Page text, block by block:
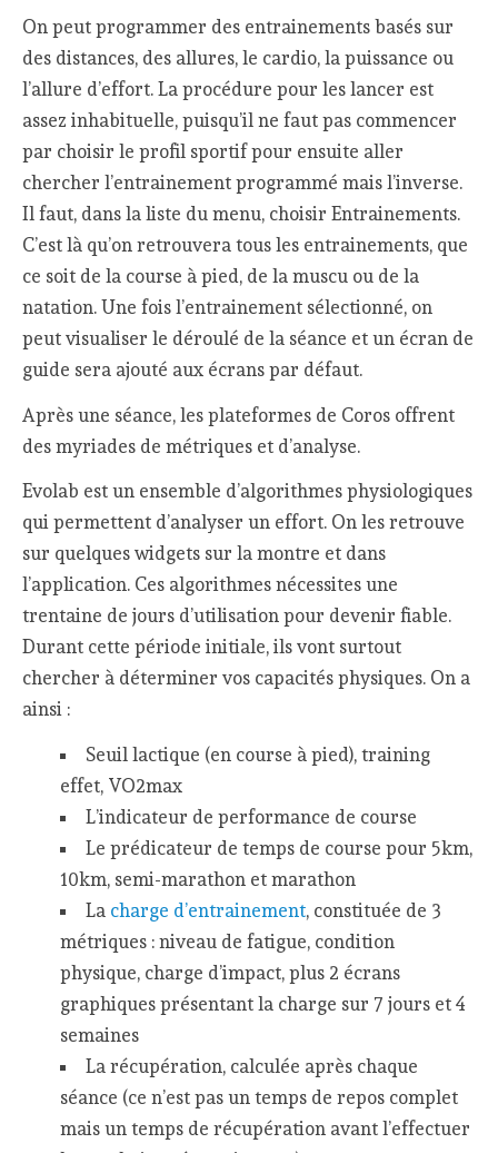
On peut programmer des entrainements basés sur
des distances, des allures, le cardio, la puissance ou
l’allure d’effort. La procédure pour les lancer est
assez inhabituelle, puisqu’il ne faut pas commencer
par choisir le profil sportif pour ensuite aller
chercher l’entrainement programmé mais l’inverse.
Il faut, dans la liste du menu, choisir Entrainements.
C’est là qu’on retrouvera tous les entrainements, que
ce soit de la course à pied, de la muscu ou de la
natation. Une fois l’entrainement sélectionné, on
peut visualiser le déroulé de la séance et un écran de
guide sera ajouté aux écrans par défaut.
Après une séance, les plateformes de Coros offrent
des myriades de métriques et d’analyse.
Evolab est un ensemble d’algorithmes physiologiques
qui permettent d’analyser un effort. On les retrouve
sur quelques widgets sur la montre et dans
l’application. Ces algorithmes nécessites une
trentaine de jours d’utilisation pour devenir fiable.
Durant cette période initiale, ils vont surtout
chercher à déterminer vos capacités physiques. On a
ainsi :
Seuil lactique (en course à pied), training
effet, VO2max
L’indicateur de performance de course
Le prédicateur de temps de course pour 5km,
10km, semi-marathon et marathon
La charge d’entrainement, constituée de 3
métriques : niveau de fatigue, condition
physique, charge d’impact, plus 2 écrans
graphiques présentant la charge sur 7 jours et 4
semaines
La récupération, calculée après chaque
séance (ce n’est pas un temps de repos complet
mais un temps de récupération avant l’effectuer